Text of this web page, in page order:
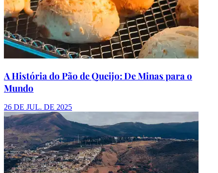
A História do Pão de Queijo: De Minas para o
Mundo
26 DE JUL. DE 2025